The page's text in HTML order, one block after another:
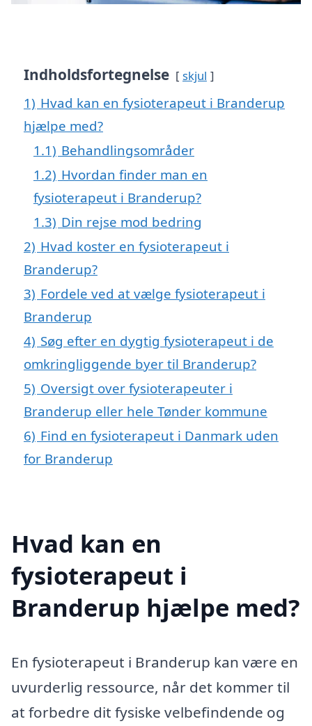
Indholdsfortegnelse skjul
1) Hvad kan en fysioterapeut i Branderup
hjælpe med?
1.1) Behandlingsområder
1.2) Hvordan finder man en
fysioterapeut i Branderup?
1.3) Din rejse mod bedring
2) Hvad koster en fysioterapeut i
Branderup?
3) Fordele ved at vælge fysioterapeut i
Branderup
4) Søg efter en dygtig fysioterapeut i de
omkringliggende byer til Branderup?
5) Oversigt over fysioterapeuter i
Branderup eller hele Tønder kommune
6) Find en fysioterapeut i Danmark uden
for Branderup
Hvad kan en
fysioterapeut i
Branderup hjælpe med?
En fysioterapeut i Branderup kan være en
uvurderlig ressource, når det kommer til
at forbedre dit fysiske velbefindende og